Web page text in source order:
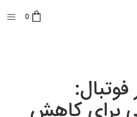
0
برای کاهش